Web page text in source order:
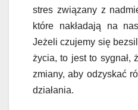
stres związany z
które nakładają na
Jeżeli czujemy się
życia, to jest to sygnał,
zmiany, aby odzyskać
działania.